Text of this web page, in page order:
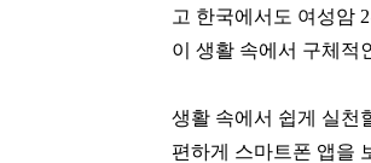
고 한국에서도 여성암
이 생활 속에서 구체적
생활 속에서 쉽게 실천
편하게 스마트폰 앱을